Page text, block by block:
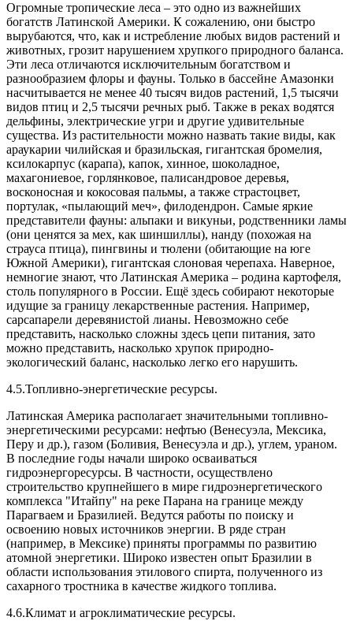
Огромные тропические леса – это одно из важнейших
богатств Латинской Америки. К сожалению, они быстро
вырубаются, что, как и истребление любых видов растений и
животных, грозит нарушением хрупкого природного баланса.
Эти леса отличаются исключительным богатством и
разнообразием флоры и фауны. Только в бассейне Амазонки
насчитывается не менее 40 тысяч видов растений, 1,5 тысячи
видов птиц и 2,5 тысячи речных рыб. Также в реках водятся
дельфины, электрические угри и другие удивительные
существа. Из растительности можно назвать такие виды, как
араукарии чилийская и бразильская, гигантская бромелия,
ксилокарпус (карапа), капок, хинное, шоколадное,
махагониевое, горлянковое, палисандровое деревья,
восконосная и кокосовая пальмы, а также страстоцвет,
портулак, «пылающий меч», филодендрон. Самые яркие
представители фауны: альпаки и викуньи, родственники ламы
(они ценятся за мех, как шиншиллы), нанду (похожая на
страуса птица), пингвины и тюлени (обитающие на юге
Южной Америки), гигантская слоновая черепаха. Наверное,
немногие знают, что Латинская Америка – родина картофеля,
столь популярного в России. Ещё здесь собирают некоторые
идущие за границу лекарственные растения. Например,
сарсапарели деревянистой лианы. Невозможно себе
представить, насколько сложны здесь цепи питания, зато
можно представить, насколько хрупок природно-
экологический баланс, насколько легко его нарушить.
4.5.Топливно-энергетические ресурсы.
Латинская Америка располагает значительными топливно-
энергетическими ресурсами: нефтью (Венесуэла, Мексика,
Перу и др.), газом (Боливия, Венесуэла и др.), углем, ураном.
В последние годы начали широко осваиваться
гидроэнергоресурсы. В частности, осуществлено
строительство крупнейшего в мире гидроэнергетического
комплекса "Итайпу" на реке Парана на границе между
Парагваем и Бразилией. Ведутся работы по поиску и
освоению новых источников энергии. В ряде стран
(например, в Мексике) приняты программы по развитию
атомной энергетики. Широко известен опыт Бразилии в
области использования этилового спирта, полученного из
сахарного тростника в качестве жидкого топлива.
4.6.Климат и агроклиматические ресурсы.